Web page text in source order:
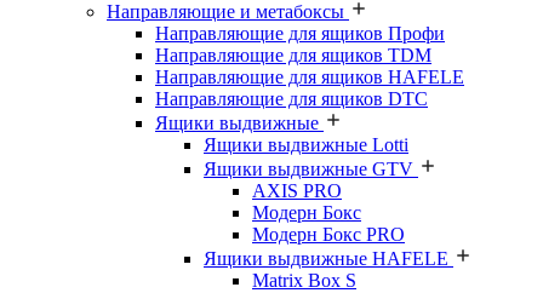
Направляющие и метабоксы
Направляющие для ящиков Профи
Направляющие для ящиков TDM
Направляющие для ящиков HAFELE
Направляющие для ящиков DTC
Ящики выдвижные
Ящики выдвижные Lotti
Ящики выдвижные GTV
AXIS PRO
Модерн Бокс
Модерн Бокс PRO
Ящики выдвижные HAFELE
Matrix Box S